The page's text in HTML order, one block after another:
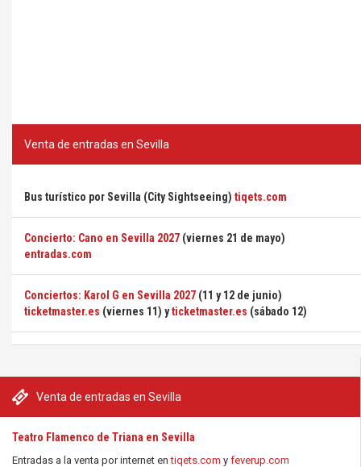
Venta de entradas en Sevilla
Teatro Flamenco de Triana en Sevilla
Entradas a la venta por internet entiqets.com y feverup.com
Venta de entradas en Sevilla
Bus turístico por Sevilla (City Sightseeing) tiqets.com
Concierto: Cano en Sevilla 2027 (viernes 21 de mayo)
entradas.com
Conciertos: Karol G en Sevilla 2027 (11 y 12 de junio)
ticketmaster.es (viernes 11) yticketmaster.es (sábado 12)